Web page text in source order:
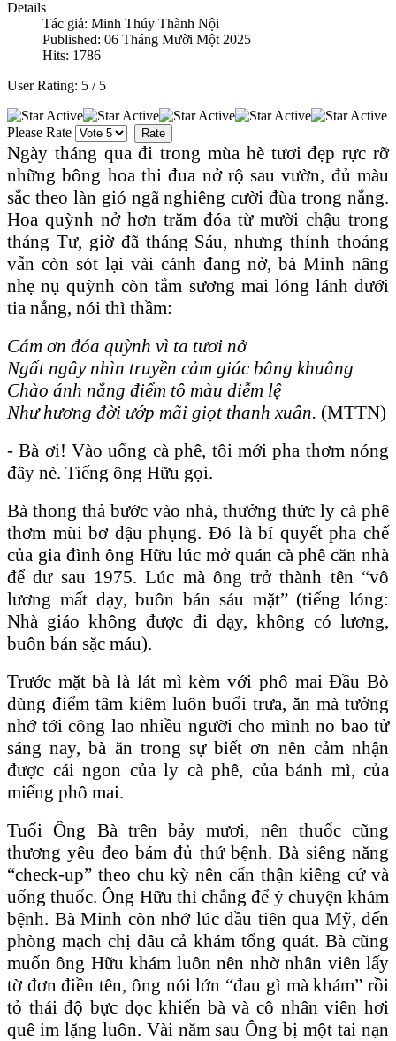
Details
Tác giả: Minh Thúy Thành Nội
Published: 06 Tháng Mười Một 2025
Hits: 1786
User Rating: 5 / 5
Please Rate
Ngày tháng qua đi trong mùa hè tươi đẹp rực rỡ
những bông hoa thi đua nở rộ sau vườn, đủ màu
sắc theo làn gió ngã nghiêng cười đùa trong nắng.
Hoa quỳnh nở hơn trăm đóa từ mười chậu trong
tháng Tư, giờ đã tháng Sáu, nhưng thỉnh thoảng
vẫn còn sót lại vài cánh đang nở, bà Minh nâng
nhẹ nụ quỳnh còn tắm sương mai lóng lánh dưới
tia nắng, nói thì thầm:
Cám ơn đóa quỳnh vì ta tươi nở
Ngất ngây nhìn truyền cảm giác bâng khuâng
Chào ánh nắng điểm tô màu diễm lệ
Như hương đời ướp mãi giọt thanh xuân. (MTTN)
- Bà ơi! Vào uống cà phê, tôi mới pha thơm nóng
đây nè. Tiếng ông Hữu gọi.
Bà thong thả bước vào nhà, thưởng thức ly cà phê
thơm mùi bơ đậu phụng. Đó là bí quyết pha chế
của gia đình ông Hữu lúc mở quán cà phê căn nhà
để dư sau 1975. Lúc mà ông trở thành tên “vô
lương mất dạy, buôn bán sáu mặt” (tiếng lóng:
Nhà giáo không được đi dạy, không có lương,
buôn bán sặc máu).
Trước mặt bà là lát mì kèm với phô mai Đầu Bò
dùng điểm tâm kiêm luôn buổi trưa, ăn mà tưởng
nhớ tới công lao nhiều người cho mình no bao tử
sáng nay, bà ăn trong sự biết ơn nên cảm nhận
được cái ngon của ly cà phê, của bánh mì, của
miếng phô mai.
Tuổi Ông Bà trên bảy mươi, nên thuốc cũng
thương yêu đeo bám đủ thứ bệnh. Bà siêng năng
“check-up” theo chu kỳ nên cẩn thận kiêng cử và
uống thuốc. Ông Hữu thì chẳng để ý chuyện khám
bệnh. Bà Minh còn nhớ lúc đầu tiên qua Mỹ, đến
phòng mạch chị dâu cả khám tổng quát. Bà cũng
muốn ông Hữu khám luôn nên nhờ nhân viên lấy
tờ đơn điền tên, ông nói lớn “đau gì mà khám” rồi
tỏ thái độ bực dọc khiến bà và cô nhân viên hơi
quê im lặng luôn. Vài năm sau Ông bị một tai nạn